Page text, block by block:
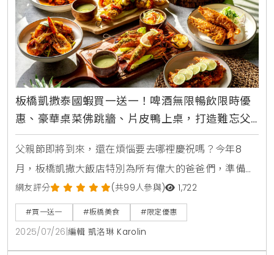
深度探索，為了呈現最
板橋凱撒泰國蝦買一送一！啤酒無限暢飲限時優
惠、豪華桌菜佛跳牆、片皮鴨上桌，打造難忘父
親節奢華饗宴
父親節即將到來，還在煩惱要去哪裡慶祝嗎？今年8
月，板橋凱撒大飯店特別為所有偉大的爸爸們，準備了
令人驚豔的餐飲優惠。無論您喜歡異國風味的活跳跳泰
國蝦料理，還是道地彭湃的中式桌菜，這裡都能滿足您
的味蕾。飯店巧妙結合了專業主廚的精湛手藝、優質食
材，以及舒適的用餐環境，讓家庭聚餐不僅僅是填飽肚
網友評分 (共99人參與) 1,722
#買一送一 #板橋美食 #限定優惠
2025/07/26 編輯 凱洛琳 Karolin